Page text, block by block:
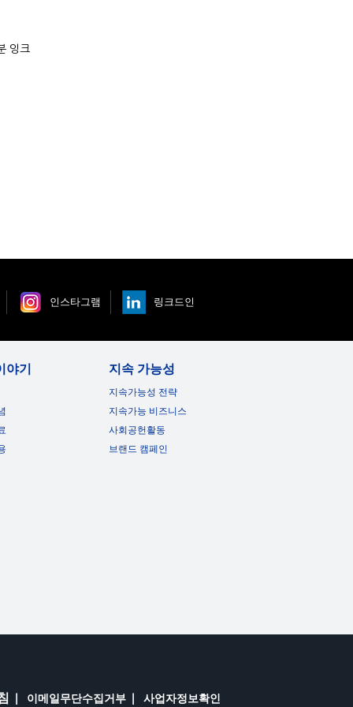
잉크
인스타그램 링크드인
야기 지속 가능성
지속가능성 전략
지속가능 비즈니스
사회공헌활동
브랜드 캠페인
이메일무단수집거부 사업자정보확인